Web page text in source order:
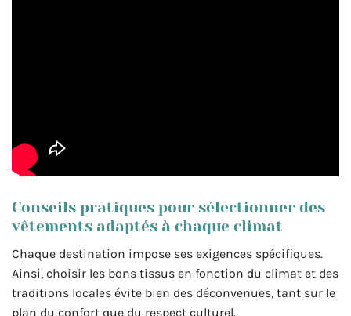
Conseils pratiques pour sélectionner des
vêtements adaptés à chaque climat
Chaque destination impose ses exigences spécifiques.
Ainsi, choisir les bons tissus en fonction du climat et des
traditions locales évite bien des déconvenues, tant sur le
plan du confort que du respect culturel.